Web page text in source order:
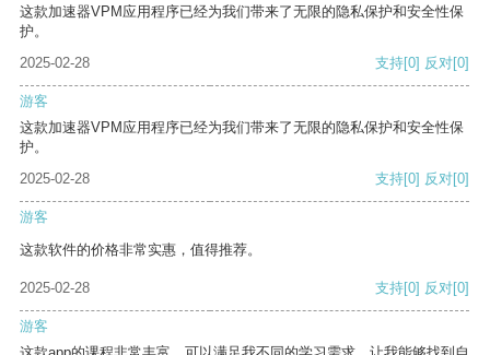
这款加速器VPM应用程序已经为我们带来了无限的隐私保护和安全性保
护。
2025-02-28
支持[0] 反对[0]
游客
这款加速器VPM应用程序已经为我们带来了无限的隐私保护和安全性保
护。
2025-02-28
支持[0] 反对[0]
游客
这款软件的价格非常实惠，值得推荐。
2025-02-28 支持[0] 反对[0]
游客